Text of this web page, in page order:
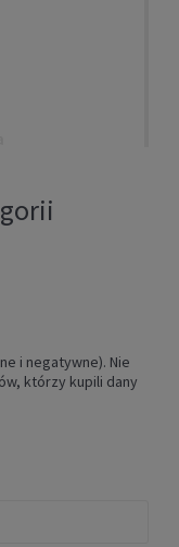
i negatywne). Nie
którzy kupili dany